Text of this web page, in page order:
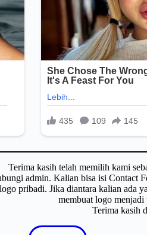
Terima kasih telah memilih kami
admin. Kalian bisa isi Contact
pribadi. Jika diantara kalian ada
membuat logo
Terima kasih